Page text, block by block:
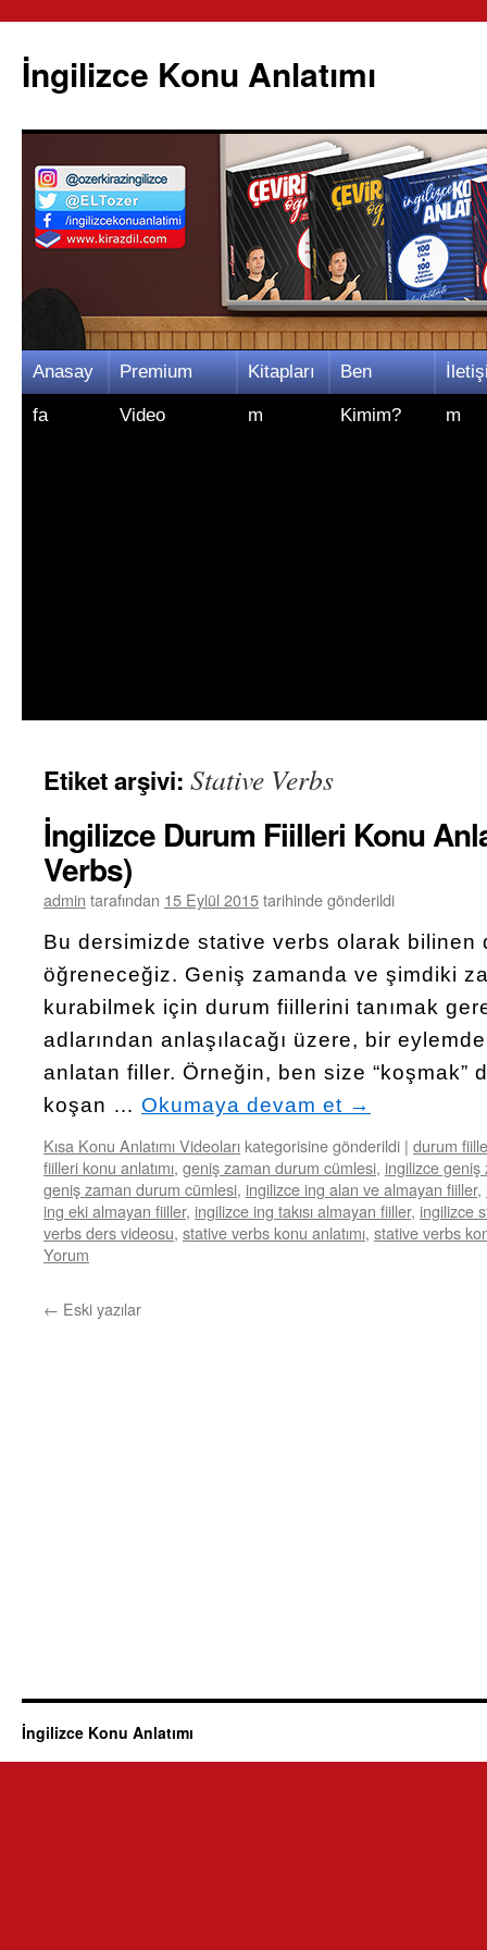
İngilizce Konu Anlatımı
İçeriğe
atla
Anasay
fa
Premium
Video
Kitapları
m
Ben
Kimim? m
Etiket arşivi: Stative Verbs
İngilizce Durum Fiilleri Konu
Verbs)
admin tarafından 15 Eylül 2015tarihinde gönderildi
Bu dersimizde stative verbs olarak bilinen
öğreneceğiz. Geniş zamanda ve şimdiki
kurabilmek için durum fiillerini tanımak
adlarından anlaşılacağı üzere, bir
anlatan filler. Örneğin, ben size “koşmak”
koşan … Okumaya devam et →
Kısa Konu Anlatımı Videoları kategorisine gönderildi | durum
fiilleri konu anlatımı, geniş zaman durum cümlesi, ingilizce
geniş zaman durum cümlesi, ingilizce ing alan ve almayan fiiller,
ing eki almayan fiiller, ingilizce ing takısı almayan fiiller, ingilizce
verbs ders videosu, stative verbs konu anlatımı, stative verbs
Yorum
← Eski yazılar
İngilizce Konu Anlatımı